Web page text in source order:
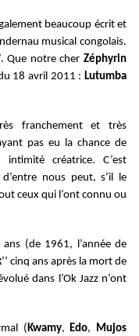
beaucoup écrit et
musical congolais.
Que notre cher Zéphyrin
18 avril 2011 : Lutumba
franchement et très
pas eu la chance de
créatrice. C’est
nous peut, s’il le
ceux qui l’ont connu ou
ans (de 1961, l’année de
’’ cinq ans après la mort de
dans l’Ok Jazz n’ont
(Kwamy,Edo, Mujos